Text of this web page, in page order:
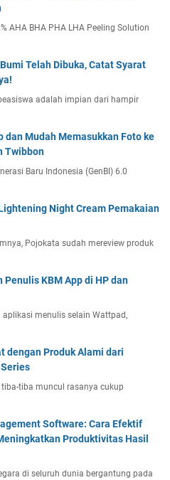
AHA BHA PHA LHA Peeling Solution
Telah Dibuka, Catat Syarat
adalah impian dari hampir
dan Mudah Memasukkan Foto ke
Twibbon
Baru Indonesia (GenBI) 6.0
Night Cream Pemakaian
Pojokata sudah mereview produk
Penulis KBM App di HP dan
menulis selain Wattpad,
dengan Produk Alami dari
tiba muncul rasanya cukup
Software: Cara Efektif
Produktivitas Hasil
di seluruh dunia bergantung pada